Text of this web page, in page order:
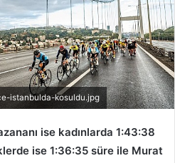
istanbulda-kosuldu.jpg
ise kadınlarda 1:43:38
ise 1:36:35 süre ile Murat